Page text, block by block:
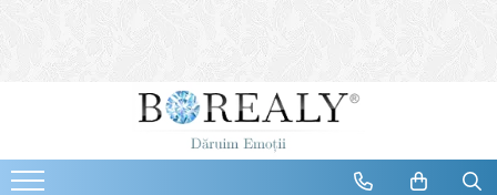
Bijuterii
Cercei